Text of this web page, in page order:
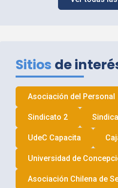
Sitios de
Asociación del Personal
Sindicato 2
UdeC Capacita
Universidad de
Asociación Chilena de